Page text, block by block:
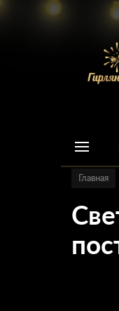
Главная